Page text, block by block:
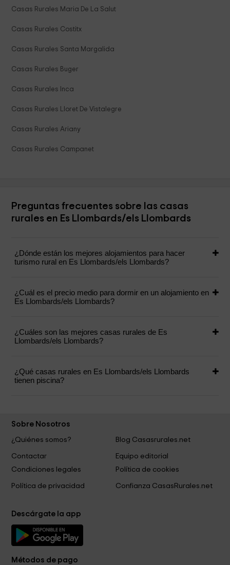
Casas Rurales Maria De La Salut
Casas Rurales Costitx
Casas Rurales Santa Margalida
Casas Rurales Buger
Casas Rurales Inca
Casas Rurales Lloret De Vistalegre
Casas Rurales Ariany
Casas Rurales Campanet
Preguntas frecuentes sobre las casas
rurales en Es Llombards/els Llombards
¿Dónde están los mejores alojamientos para hacer
turismo rural en Es Llombards/els Llombards?
¿Cuál es el precio medio para dormir en un alojamiento en
Es Llombards/els Llombards?
¿Cuáles son las mejores casas rurales de Es
Llombards/els Llombards?
¿Qué casas rurales en Es Llombards/els Llombards
tienen piscina?
Sobre Nosotros
¿Quiénes somos?
Blog Casasrurales.net
Contactar
Equipo editorial
Condiciones legales
Política de cookies
Política de privacidad Confianza CasasRurales.net
Descárgate la app
Métodos de pago